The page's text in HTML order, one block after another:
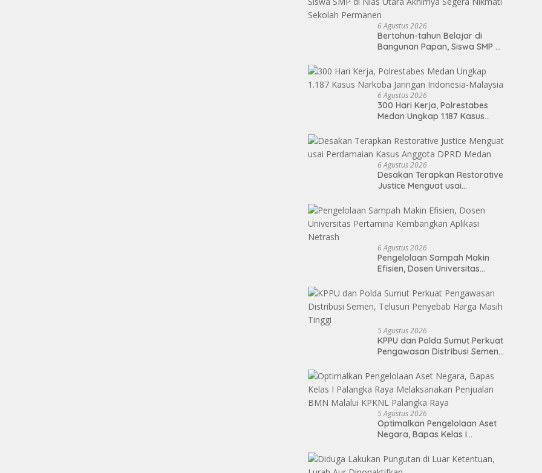
6 Agustus 2026
Bertahun-tahun Belajar di
Bangunan Papan, Siswa SMP di
Nikmati Sekolah Permanen
6 Agustus 2026
300 Hari Kerja, Polrestabes
Medan Ungkap 1.187 Kasus
Malaysia
6 Agustus 2026
Desakan Terapkan Restorative
Justice Menguat usai
DPRD Medan
6 Agustus 2026
Pengelolaan Sampah Makin
Efisien, Dosen Universitas
Aplikasi Netrash
5 Agustus 2026
KPPU dan Polda Sumut Perkuat
Pengawasan Distribusi Semen,
Tinggi
5 Agustus 2026
Optimalkan Pengelolaan Aset
Negara, Bapas Kelas I
Penjualan BMN Malalui KPKNL
Palangka Raya